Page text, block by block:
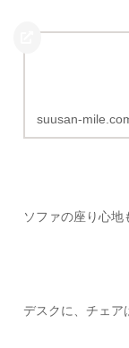
suusan-
ソファの座り心地
デスクに、チェア